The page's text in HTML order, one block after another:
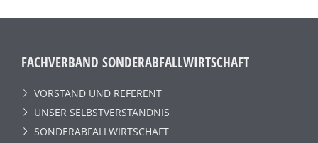
FACHVERBAND SONDERABFALLWIRTSCHAFT
VORSTAND UND REFERENT
UNSER SELBSTVERSTÄNDNIS
SONDERABFALLWIRTSCHAFT